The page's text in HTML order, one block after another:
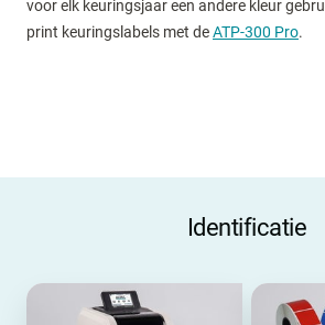
voor elk keuringsjaar een andere kleur
print keuringslabels met deATP-300 Pro.
Identificatie